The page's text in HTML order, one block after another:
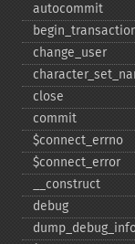
autocommit
change_​user
close
commit
$connect_​errno
$connect_​error
_​_​construct
debug